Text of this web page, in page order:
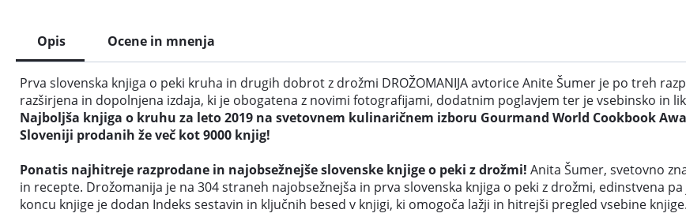
Opis Ocene in mnenja
Prva slovenska knjiga o peki kruha in drugih dobrot z drožmi DROŽOMANIJA avtorice Anite Šumer je po treh
razširjena in dopolnjena izdaja, ki je obogatena z novimi fotografijami, dodatnim poglavjem ter je vsebinsko in
Najboljša knjiga o kruhu za leto 2019 na svetovnem kulinaričnem izboru Gourmand World Cookbook
Sloveniji prodanih že več kot 9000 knjig!
Ponatis najhitreje razprodane in najobsežnejše slovenske knjige o peki z drožmi! Anita Šumer, svetovno
in recepte. Drožomanija je na 304 straneh najobsežnejša in prva slovenska knjiga o peki z drožmi, edinstvena
koncu knjige je dodan Indeks sestavin in ključnih besed v knjigi, ki omogoča lažji in hitrejši pregled vsebine knjige.